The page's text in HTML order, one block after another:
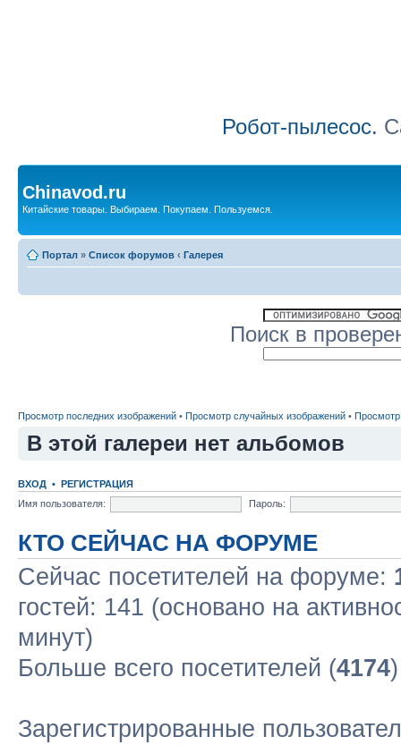
Робот-пылесос.
Chinavod.ru
Китайские товары. Выбираем. Покупаем. Пользуемся.
Портал » Список форумов ‹ Галерея
Поиск в
Просмотр последних изображений • Просмотр случайных изображений • Просмотр
В этой галереи нет альбомов
ВХОД • РЕГИСТРАЦИЯ
Имя пользователя:
Пароль:
КТО СЕЙЧАС НА ФОРУМЕ
Сейчас посетителей на форуме:
гостей: 141 (основано на
минут)
Больше всего посетителей (4174
Зарегистрированные